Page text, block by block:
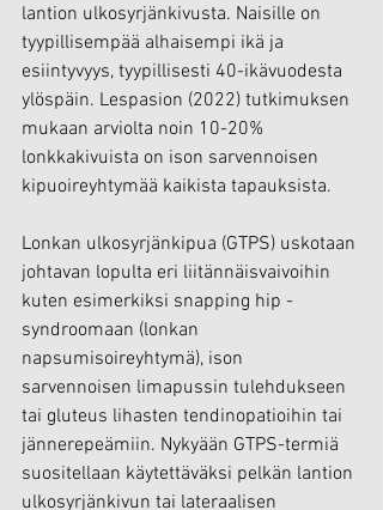
lantion ulkosyrjänkivusta. Naisille on
tyypillisempää alhaisempi ikä ja
esiintyvyys, tyypillisesti 40-ikävuodesta
ylöspäin. Lespasion (2022) tutkimuksen
mukaan arviolta noin 10-20%
lonkkakivuista on ison sarvennoisen
kipuoireyhtymää kaikista tapauksista.
Lonkan ulkosyrjänkipua (GTPS) uskotaan
johtavan lopulta eri liitännäisvaivoihin
kuten esimerkiksi snapping hip -
syndroomaan (lonkan
napsumisoireyhtymä), ison
sarvennoisen limapussin tulehdukseen
tai gluteus lihasten tendinopatioihin tai
jännerepeämiin. Nykyään GTPS-termiä
suositellaan käytettäväksi pelkän lantion
ulkosyrjänkivun tai lateraalisen